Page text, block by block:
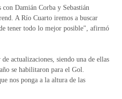
Damián Corba y Sebastián
A Río Cuarto iremos a buscar
tener todo lo mejor posible", afirmó
actualizaciones, siendo una de ellas
se habilitaron para el Gol.
nos ponga a la altura de las